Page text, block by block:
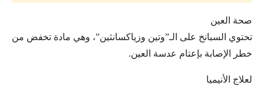
صحة العين
تحتوي السبانخ على الـ”وتين وزياكسانثين”، وهي مادة تخفض من
خطر الإصابة بإعتام عدسة العين.
لعلاج الأنيميا